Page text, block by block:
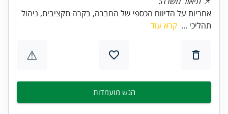
אחריות על הדיווח הכספי של החברה, בקרה תקציבית, ניהול
תהליכי ... קרא עוד
⚠
הגש מועמדות